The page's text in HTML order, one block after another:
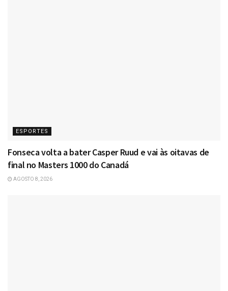
ESPORTES
Fonseca volta a bater Casper Ruud e vai às oitavas de
final no Masters 1000 do Canadá
AGOSTO 8, 2026